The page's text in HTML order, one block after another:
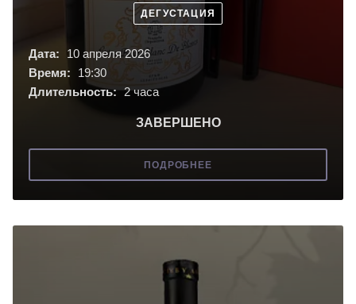
ДЕГУСТАЦИЯ
Дата:
10 апреля 2026
Время:
19:30
Длительность: 2 часа
ЗАВЕРШЕНО
ПОДРОБНЕЕ